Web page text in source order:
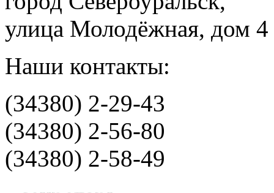
улица Молодёжная, дом 4
Наши контакты:
(34380) 2-29-43
(34380) 2-56-80
(34380) 2-58-49